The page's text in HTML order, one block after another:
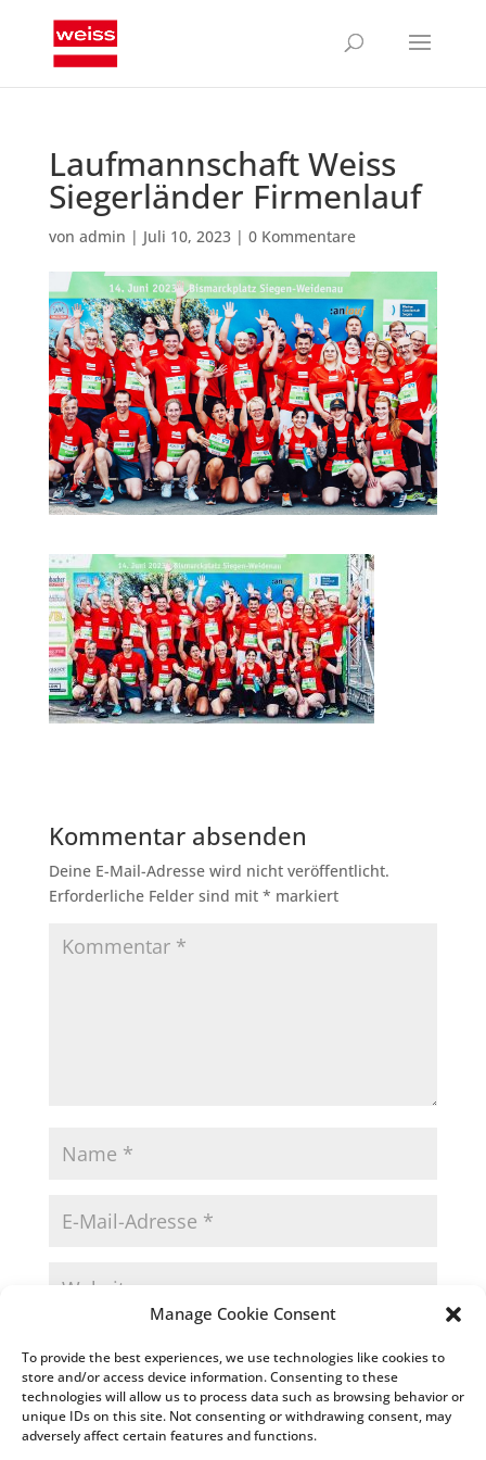
Manage Cookie Consent
To provide the best experiences, we use technologies like cookies to
store and/or access device information. Consenting to these
technologies will allow us to process data such as browsing behavior or
unique IDs on this site. Not consenting or withdrawing consent, may
adversely affect certain features and functions.
Laufmannschaft Weiss
Siegerländer Firmenlauf
von admin | Juli 10, 2023| 0 Kommentare
Kommentar absenden
Deine E-Mail-Adresse wird nicht veröffentlicht.
Erforderliche Felder sind mit * markiert
Browser für meinen nächsten Kommentar speichern.